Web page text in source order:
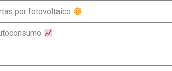
por fotovoltaico